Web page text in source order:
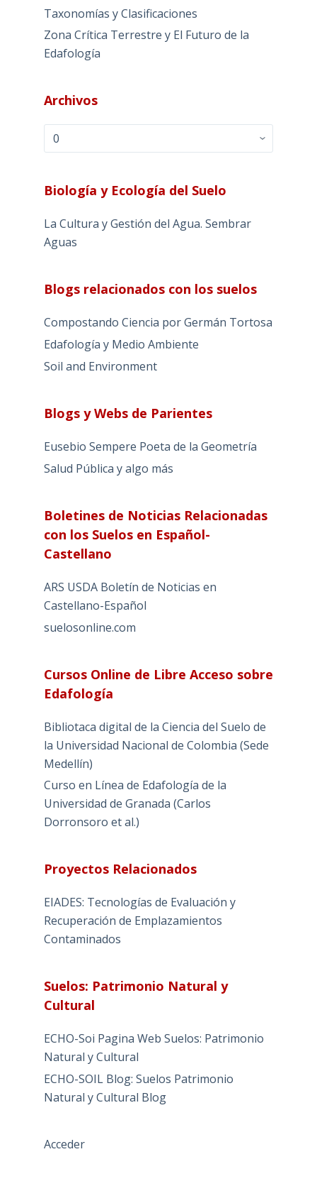
Taxonomías y Clasificaciones
Zona Crítica Terrestre y El Futuro de la
Edafología
Archivos
Archivos
Biología y Ecología del Suelo
La Cultura y Gestión del Agua. Sembrar
Aguas
Blogs relacionados con los suelos
Compostando Ciencia por Germán Tortosa
Edafología y Medio Ambiente
Soil and Environment
Blogs y Webs de Parientes
Eusebio Sempere Poeta de la Geometría
Salud Pública y algo más
Boletines de Noticias Relacionadas
con los Suelos en Español-
Castellano
ARS USDA Boletín de Noticias en
Castellano-Español
suelosonline.com
Cursos Online de Libre Acceso sobre
Edafología
Bibliotaca digital de la Ciencia del Suelo de
la Universidad Nacional de Colombia (Sede
Medellín)
Curso en Línea de Edafología de la
Universidad de Granada (Carlos
Dorronsoro et al.)
Proyectos Relacionados
EIADES: Tecnologías de Evaluación y
Recuperación de Emplazamientos
Contaminados
Suelos: Patrimonio Natural y
Cultural
ECHO-Soi Pagina Web Suelos: Patrimonio
Natural y Cultural
ECHO-SOIL Blog: Suelos Patrimonio
Natural y Cultural Blog
Acceder